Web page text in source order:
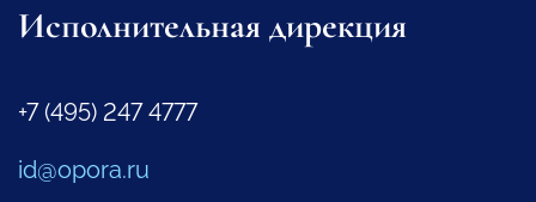
Исполнительная дирекция
+7 (495) 247 4777
id@opora.ru